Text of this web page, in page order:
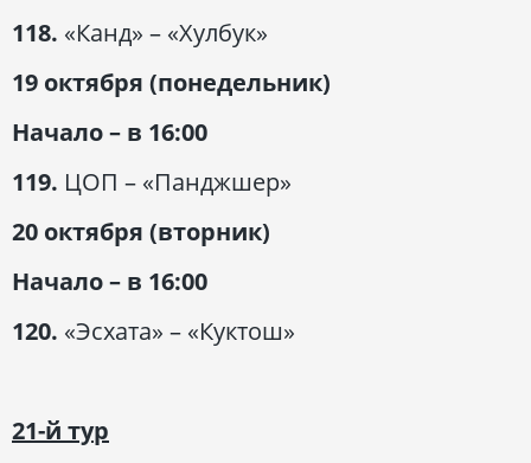
118. «Канд» – «Хулбук»
19 октября (понедельник)
Начало – в 16:00
119. ЦОП – «Панджшер»
20 октября (вторник)
Начало – в 16:00
120. «Эсхата» – «Куктош»
21-й тур